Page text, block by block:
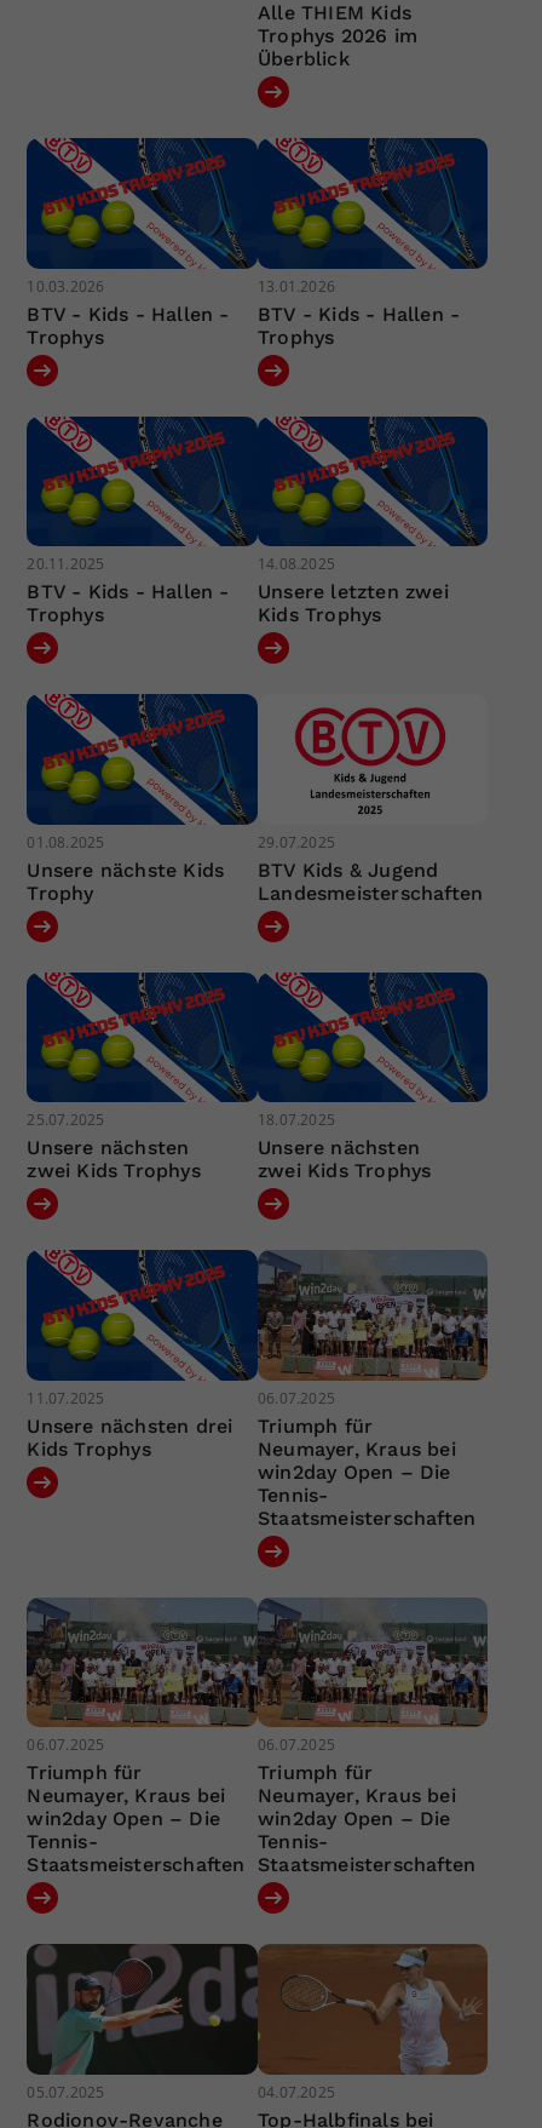
Alle THIEM Kids
Trophys 2026 im
Überblick
10.03.2026
BTV - Kids - Hallen -
Trophys
13.01.2026
BTV - Kids - Hallen -
Trophys
20.11.2025
BTV - Kids - Hallen -
Trophys
14.08.2025
Unsere letzten zwei
Kids Trophys
01.08.2025
Unsere nächste Kids
Trophy
29.07.2025
BTV Kids & Jugend
Landesmeisterschaften
25.07.2025
Unsere nächsten
zwei Kids Trophys
18.07.2025
Unsere nächsten
zwei Kids Trophys
11.07.2025
Unsere nächsten drei
Kids Trophys
06.07.2025
Triumph für
Neumayer, Kraus bei
win2day Open – Die
Tennis-
Staatsmeisterschaften
06.07.2025
Triumph für
Neumayer, Kraus bei
win2day Open – Die
Tennis-
Staatsmeisterschaften
06.07.2025
Triumph für
Neumayer, Kraus bei
win2day Open – Die
Tennis-
Staatsmeisterschaften
05.07.2025
Rodionov-Revanche
04.07.2025
Top-Halbfinals bei